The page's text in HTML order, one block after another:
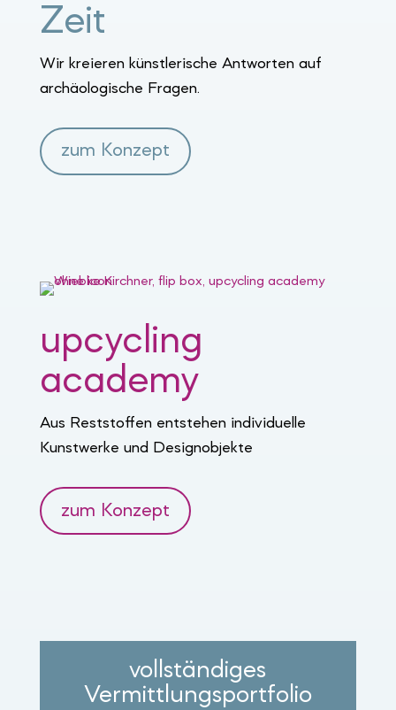
Zeit
Wir kreieren künstlerische Antworten auf
archäologische Fragen.
zum Konzept
upcycling
academy
Aus Reststoffen entstehen individuelle
Kunstwerke und Designobjekte
zum Konzept
vollständiges
Vermittlungsportfolio